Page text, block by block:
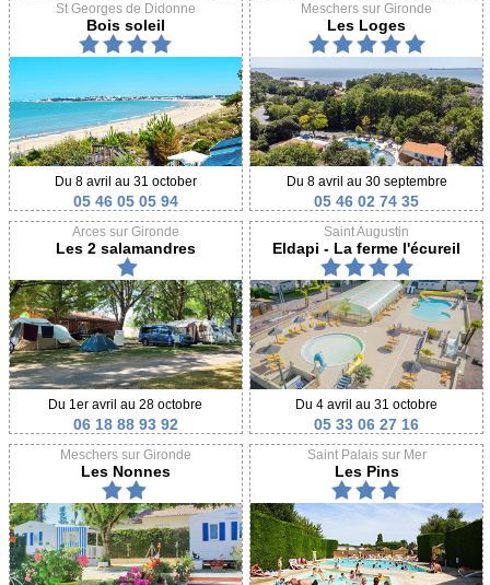
St Georges de Didonne
Bois soleil
Du 8 avril au 31 october
05 46 05 05 94
Meschers sur Gironde
Les Loges
Du 8 avril au 30 septembre
05 46 02 74 35
Arces sur Gironde
Les 2 salamandres
Du 1er avril au 28 octobre
06 18 88 93 92
Saint Augustin
Eldapi - La ferme l'écureil
Du 4 avril au 31 octobre
05 33 06 27 16
Meschers sur Gironde
Les Nonnes
Saint Palais sur Mer
Les Pins